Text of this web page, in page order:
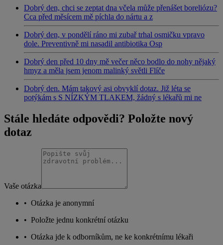
Dobrý den, chci se zeptat dna včela může přenášet boreliózu?
Cca před měsícem mě píchla do nártu a z
Dobrý den, v pondělí ráno mi zubař trhal osmičku vpravo
dole. Preventivně mi nasadil antibiotika Osp
Dobrý den před 10 dny mě večer něco bodlo do nohy nějaký
hmyz a měla jsem jenom malinký světli Flíče
Dobrý den. Mám takový asi obvyklí dotaz. Již léta se
potýkám s S NÍZKÝM TLAKEM, žádný s lékařů mi ne
Stále hledáte odpovědi? Položte nový
dotaz
Vaše otázka
• Otázka je anonymní
• Položte jednu konkrétní otázku
• Otázka jde k odborníkům, ne ke konkrétnímu lékaři